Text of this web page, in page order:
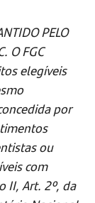
PELO
O FGC
elegíveis
por
ou
com
II, Art. 2º, da